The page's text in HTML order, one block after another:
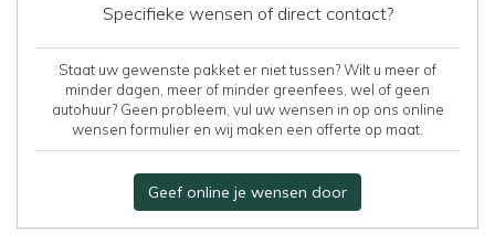
Specifieke wensen of direct contact?
Staat uw gewenste pakket er niet tussen? Wilt u meer of
minder dagen, meer of minder greenfees, wel of geen
autohuur? Geen probleem, vul uw wensen in op ons online
wensen formulier en wij maken een offerte op maat.
Geef online je wensen door